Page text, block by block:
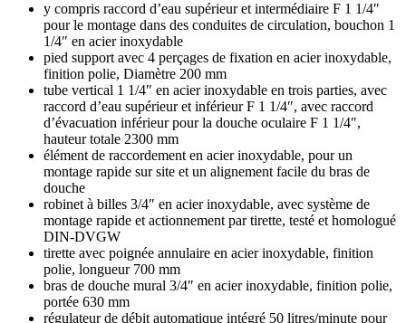
y compris raccord d’eau supérieur et intermédiaire F 1 1/4″
pour le montage dans des conduites de circulation, bouchon 1
1/4″ en acier inoxydable
pied support avec 4 perçages de fixation en acier inoxydable,
finition polie, Diamètre 200 mm
tube vertical 1 1/4″ en acier inoxydable en trois parties, avec
raccord d’eau supérieur et inférieur F 1 1/4″, avec raccord
d’évacuation inférieur pour la douche oculaire F 1 1/4″,
hauteur totale 2300 mm
élément de raccordement en acier inoxydable, pour un
montage rapide sur site et un alignement facile du bras de
douche
robinet à billes 3/4″ en acier inoxydable, avec système de
montage rapide et actionnement par tirette, testé et homologué
DIN-DVGW
tirette avec poignée annulaire en acier inoxydable, finition
polie, longueur 700 mm
bras de douche mural 3/4″ en acier inoxydable, finition polie,
portée 630 mm
régulateur de débit automatique intégré 50 litres/minute pour